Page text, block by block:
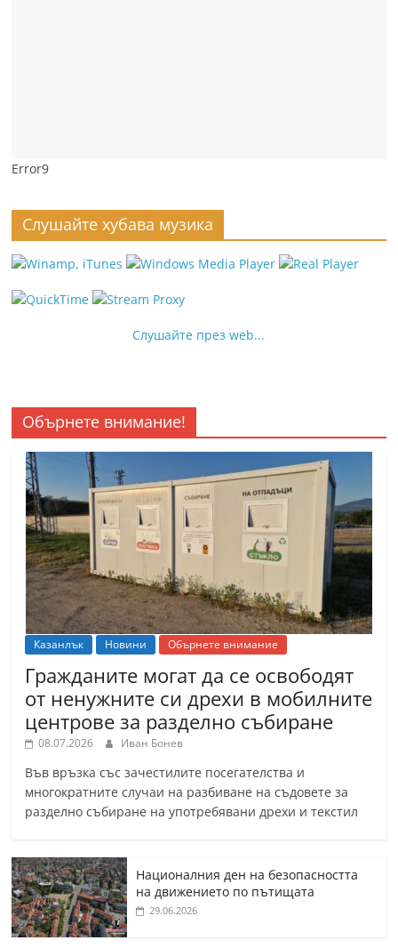
Error9
Слушайте хубава музика
Слушайте през web...
Обърнете внимание!
Казанлък Новини Обърнете внимание
Гражданите могат да се освободят
от ненужните си дрехи в мобилните
центрове за разделно събиране
08.07.2026 Иван Бонев
Във връзка със зачестилите посегателства и
многократните случаи на разбиване на съдовете за
разделно събиране на употребявани дрехи и текстил
Националния ден на безопасността
на движението по пътищата
29.06.2026